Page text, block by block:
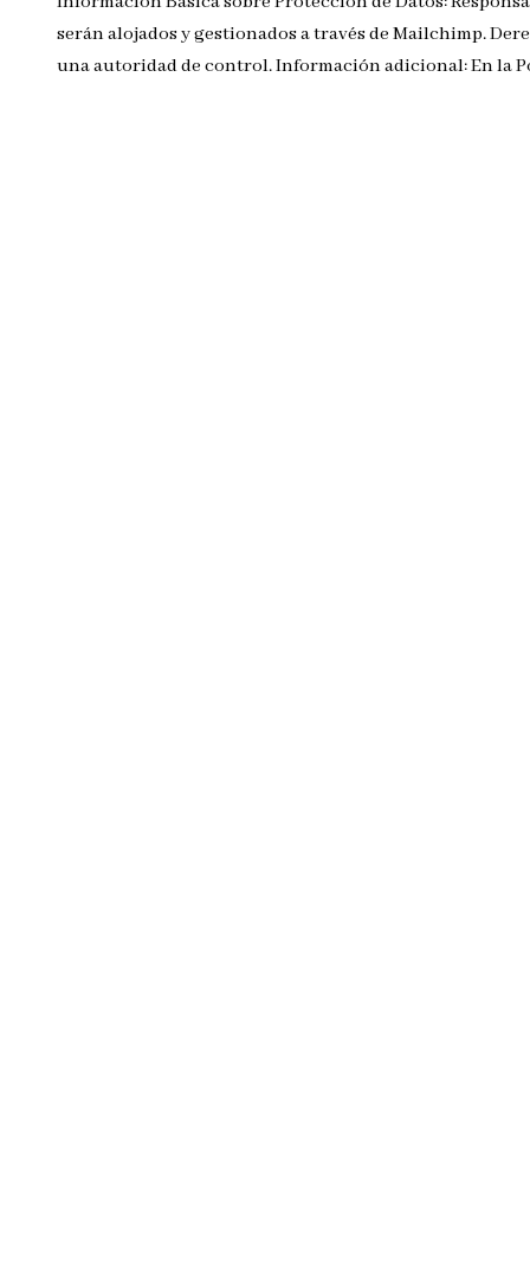
serán alojados y gestionados a través de Mailchimp.
una autoridad de control. Información adicional: En la